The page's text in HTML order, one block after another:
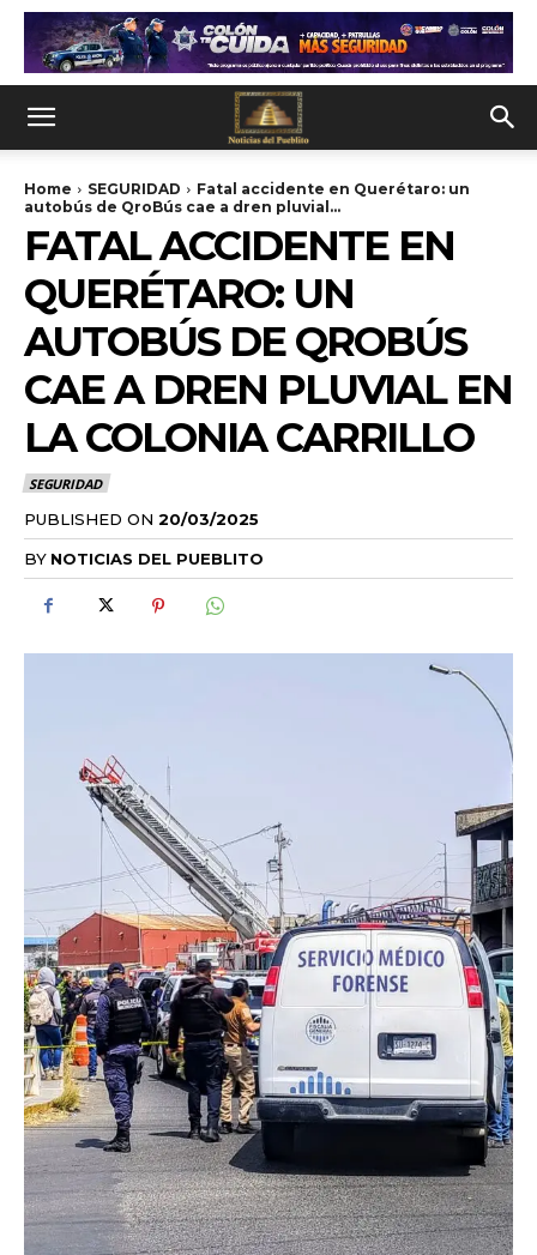
Home SEGURIDAD
Fatal accidente en Querétaro: un
autobús de QroBús cae a dren pluvial...
FATAL ACCIDENTE EN
QUERÉTARO: UN
AUTOBÚS DE QROBÚS
CAE A DREN PLUVIAL EN
LA COLONIA CARRILLO
SEGURIDAD
PUBLISHED ON 20/03/2025
BY NOTICIAS DEL PUEBLITO